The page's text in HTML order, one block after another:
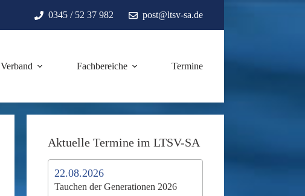
0345 / 52 37 982 post@ltsv-sa.de
Verband Fachbereiche Termine
Aktuelle Termine im LTSV-SA
22.08.2026
Tauchen der Generationen 2026